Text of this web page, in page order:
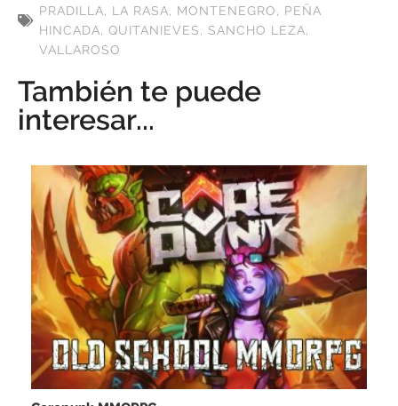
PRADILLA, LA RASA, MONTENEGRO, PEÑA
HINCADA, QUITANIEVES, SANCHO LEZA,
VALLAROSO
También te puede
interesar...